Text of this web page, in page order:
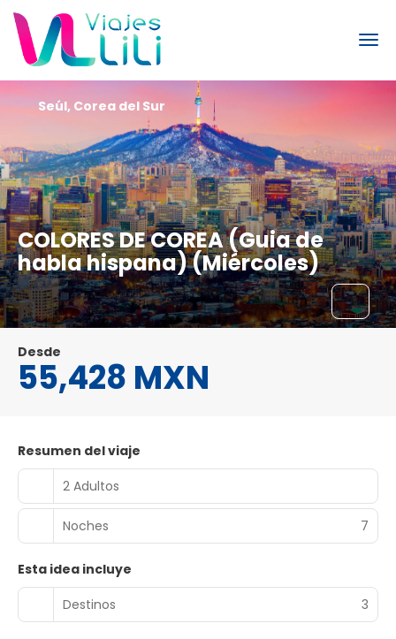
COLORES DE COREA (Guia de
habla hispana) (Miércoles)
Seúl, Corea del Sur
Desde
55,428 MXN
Resumen del viaje
2 Adultos
Noches 7
Esta idea incluye
Destinos
3